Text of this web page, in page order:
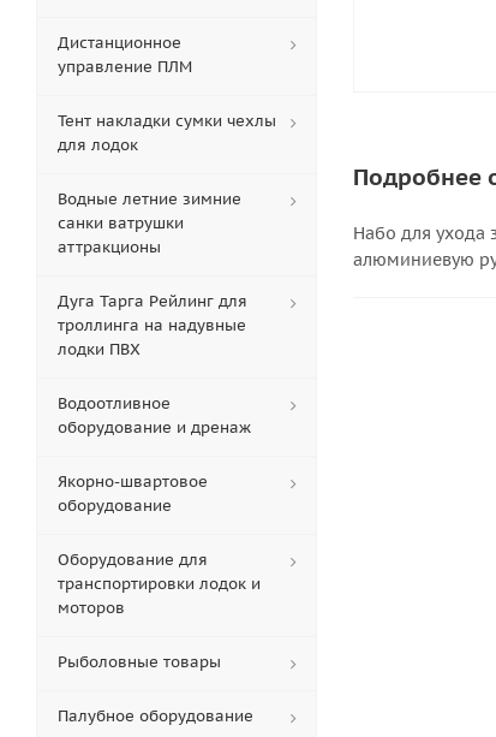
Подробнее
Набо для ухода
алюминиевую
Дистанционное
управление ПЛМ
Тент накладки сумки чехлы
для лодок
Водные летние зимние
санки ватрушки
аттракционы
Дуга Тарга Рейлинг для
троллинга на надувные
лодки ПВХ
Водоотливное
оборудование и дренаж
Якорно-швартовое
оборудование
Оборудование для
транспортировки лодок и
моторов
Рыболовные товары
Палубное оборудование